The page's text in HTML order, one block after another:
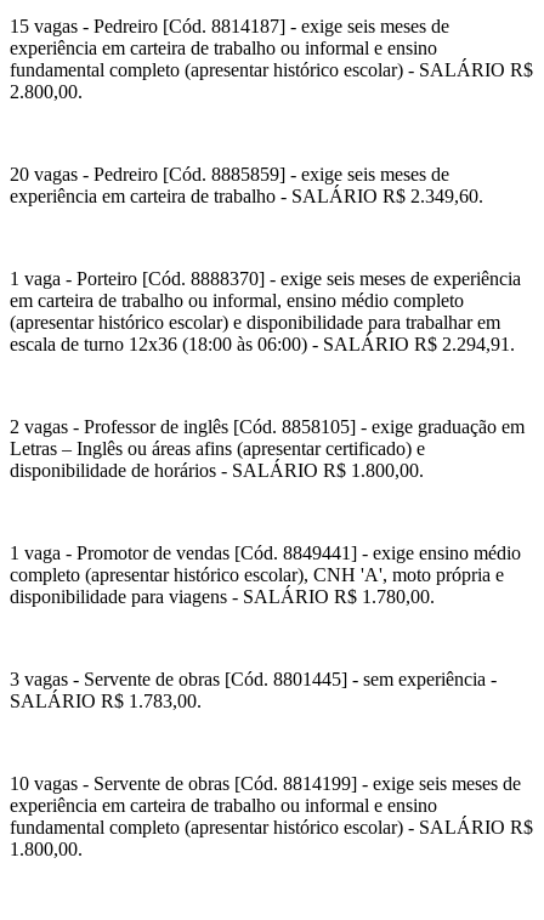
15 vagas - Pedreiro [Cód. 8814187] - exige seis meses de
experiência em carteira de trabalho ou informal e ensino
fundamental completo (apresentar histórico escolar) - SALÁRIO R$
2.800,00.
20 vagas - Pedreiro [Cód. 8885859] - exige seis meses de
experiência em carteira de trabalho - SALÁRIO R$ 2.349,60.
1 vaga - Porteiro [Cód. 8888370] - exige seis meses de experiência
em carteira de trabalho ou informal, ensino médio completo
(apresentar histórico escolar) e disponibilidade para trabalhar em
escala de turno 12x36 (18:00 às 06:00) - SALÁRIO R$ 2.294,91.
2 vagas - Professor de inglês [Cód. 8858105] - exige graduação em
Letras – Inglês ou áreas afins (apresentar certificado) e
disponibilidade de horários - SALÁRIO R$ 1.800,00.
1 vaga - Promotor de vendas [Cód. 8849441] - exige ensino médio
completo (apresentar histórico escolar), CNH 'A', moto própria e
disponibilidade para viagens - SALÁRIO R$ 1.780,00.
3 vagas - Servente de obras [Cód. 8801445] - sem experiência -
SALÁRIO R$ 1.783,00.
10 vagas - Servente de obras [Cód. 8814199] - exige seis meses de
experiência em carteira de trabalho ou informal e ensino
fundamental completo (apresentar histórico escolar) - SALÁRIO R$
1.800,00.